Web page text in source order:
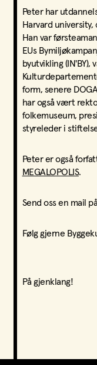
Peter har
Harvard university,
Han var
EUs
byutvikling (IN'BY),
form, senere
har også vært
folkemuseum,
styreleder i
Peter er også
MEGALOPOLIS.
Send oss en mail
Følg gjerne
På gjenklang!